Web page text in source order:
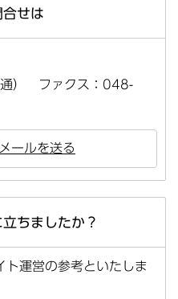
せは
） ファクス：048-
ールを送る
ちましたか？
ト運営の参考といたしま